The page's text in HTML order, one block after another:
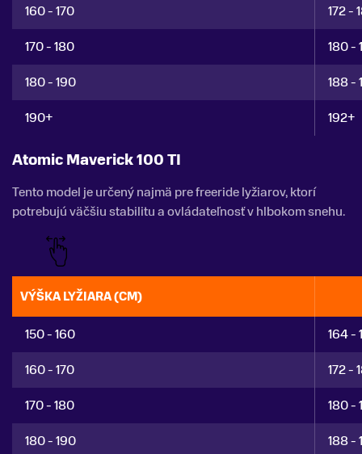
160 - 170
172 -
170 - 180
180 -
180 - 190
188 -
190+
192+
Atomic Maverick 100 TI
Tento model je určený najmä pre freeride lyžiarov, ktorí
potrebujú väčšiu stabilitu a ovládateľnosť v hlbokom snehu.
VÝŠKA LYŽIARA (CM)
150 - 160
164 -
160 - 170
172 -
170 - 180
180 -
180 - 190
188 -